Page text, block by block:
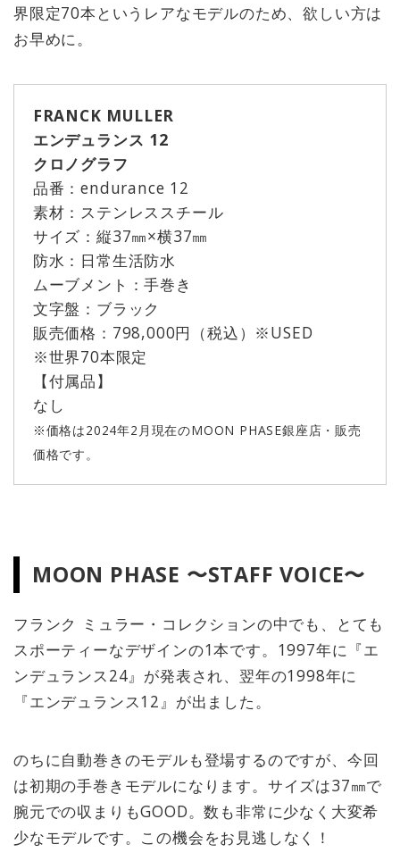
界限定70本というレアなモデルのため、欲しい方は
お早めに。
FRANCK MULLER
エンデュランス 12
クロノグラフ
品番：endurance 12
素材：ステンレススチール
サイズ：縦37㎜×横37㎜
防水：日常生活防水
ムーブメント：手巻き
文字盤：ブラック
販売価格：798,000円（税込）※USED
※世界70本限定
【付属品】
なし
※価格は2024年2月現在のMOON PHASE銀座店・販売
価格です。
MOON PHASE 〜STAFF VOICE〜
フランク ミュラー・コレクションの中でも、とても
スポーティーなデザインの1本です。1997年に『エ
ンデュランス24』が発表され、翌年の1998年に
『エンデュランス12』が出ました。
のちに自動巻きのモデルも登場するのですが、今回
は初期の手巻きモデルになります。サイズは37㎜で
腕元での収まりもGOOD。数も非常に少なく大変希
少なモデルです。この機会をお見逃しなく！